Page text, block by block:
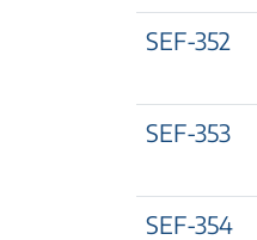
SEF-352
SEF-353
SEF-354